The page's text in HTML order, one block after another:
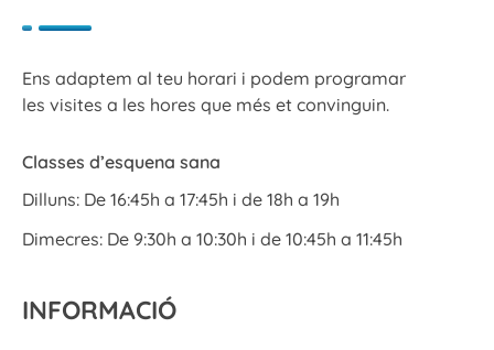
Ens adaptem al teu horari i podem programar
les visites a les hores que més et convinguin.
Classes d’esquena sana
Dilluns: De 16:45h a 17:45h i de 18h a 19h
Dimecres: De 9:30h a 10:30h i de 10:45h a 11:45h
INFORMACIÓ